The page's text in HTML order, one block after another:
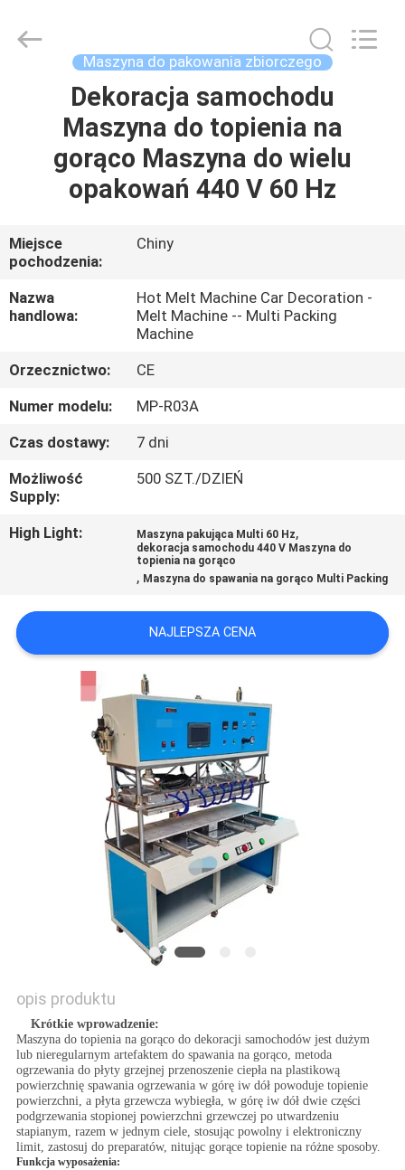
DOMU
PRODUKTY
O
NAS
WYCIECZKA
PO
FABRYCE
KONTROLA
JAKOŚCI
SKONTAKTUJ
NAMI
AKTUALNOŚCI
PRZYPADKI
POLICY
Machinery
Maszyna do pakowania zbiorczego
Dekoracja samochodu
Maszyna do topienia na
gorąco Maszyna do wielu
opakowań 440 V 60 Hz
Miejsce
pochodzenia:
Chiny
Nazwa
handlowa:
Hot Melt Machine Car Decoration -
Melt Machine -- Multi Packing
Machine
Orzecznictwo:
CE
Numer modelu:
MP-R03A
Czas dostawy:
7 dni
Możliwość
Supply:
500 SZT./DZIEŃ
High Light: Maszyna pakująca Multi 60 Hz,
dekoracja samochodu 440 V Maszyna do
topienia na gorąco
, Maszyna do spawania na gorąco Multi Packing
NAJLEPSZA CENA
opis produktu
Krótkie wprowadzenie:
Maszyna do topienia na gorąco do dekoracji samochodów jest dużym
lub nieregularnym artefaktem do spawania na gorąco, metoda
ogrzewania do płyty grzejnej przenoszenie ciepła na plastikową
powierzchnię spawania ogrzewania w górę iw dół powoduje topienie
powierzchni, a płyta grzewcza wybiegła, w górę iw dół dwie części
podgrzewania stopionej powierzchni grzewczej po utwardzeniu
stapianym, razem w jednym ciele, stosując powolny i elektroniczny
limit, zastosuj do preparatów, nitując gorące topienie na różne sposoby.
Funkcja wyposażenia: